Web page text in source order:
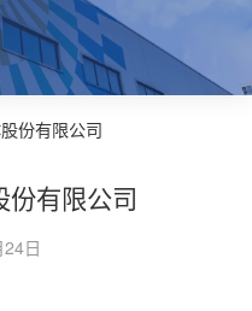
份有限公司
有限公司
日